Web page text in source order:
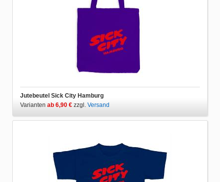
Jutebeutel Sick City Hamburg
Varianten ab 6,90 € zzgl. Versand